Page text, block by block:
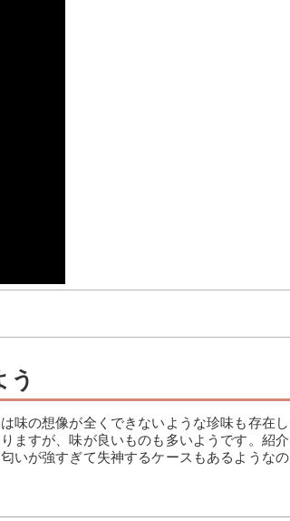
う
味の想像が全くできないような珍味も存在し
ますが、味が良いものも多いようです。紹介
いが強すぎて失神するケースもあるようなの